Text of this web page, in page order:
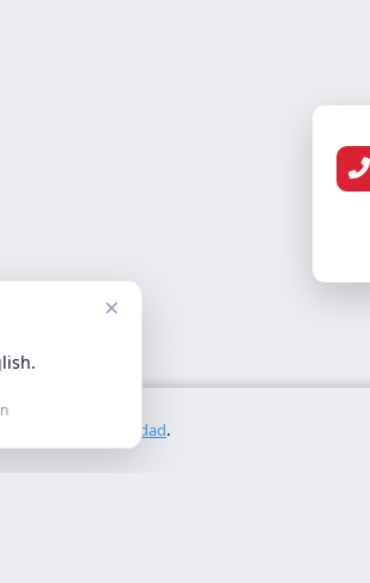
Política de privacidad.
×